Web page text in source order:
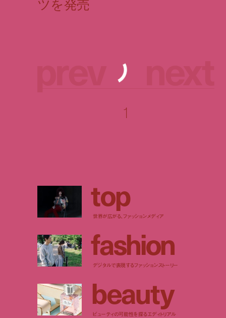
1
top
世界が広がる、ファッションメディア
fashion
デジタルで表現するファッションストーリー
beauty
ビューティの可能性を探るエディトリアル